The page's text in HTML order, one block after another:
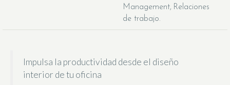
Management Relaciones
de trabajo
Impulsa la productividad desde el diseño
interior de tu oficina